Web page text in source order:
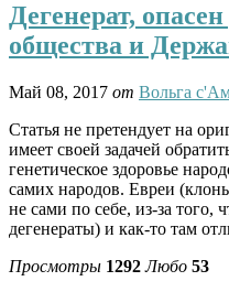
Дегенерат,
общества и
Май 08, 2017 от Вольга
Статья не претендует на
имеет своей задачей
генетическое здоровье
самих народов. Евреи
не сами по себе, из-за
дегенераты) и как-то там
Просмотры 1292 Любо 53